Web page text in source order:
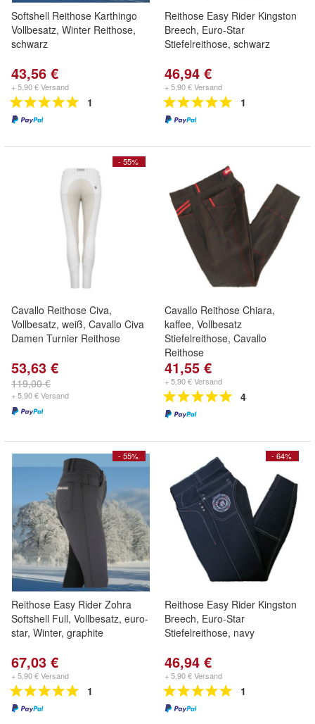
Softshell Reithose Karthingo
Vollbesatz, Winter Reithose,
schwarz
43,56 €
+ 5,90 € Versand
1
Reithose Easy Rider Kingston
Breech, Euro-Star
Stiefelreithose, schwarz
46,94 €
+ 5,90 € Versand
1
- 55%
Cavallo Reithose Civa,
Vollbesatz, weiß, Cavallo Civa
Damen Turnier Reithose
53,63 €
119,00 €
+ 5,90 € Versand
Cavallo Reithose Chiara,
kaffee, Vollbesatz
Stiefelreithose, Cavallo
Reithose
41,55 €
+ 5,90 € Versand
4
- 55%
Reithose Easy Rider Zohra
Softshell Full, Vollbesatz, euro-
star, Winter, graphite
67,03 €
+ 5,90 € Versand
1
- 64%
Reithose Easy Rider Kingston
Breech, Euro-Star
Stiefelreithose, navy
46,94 €
+ 5,90 € Versand
1